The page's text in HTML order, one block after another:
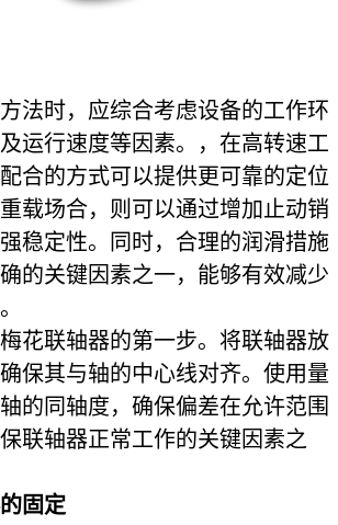
法时，应综合考虑设备的工作环
运行速度等因素。，在高转速工
合的方式可以提供更可靠的定位
载场合，则可以通过增加止动销
稳定性。同时，合理的润滑措施
的关键因素之一，能够有效减少
花联轴器的第一步。将联轴器放
保其与轴的中心线对齐。使用量
的同轴度，确保偏差在允许范围
联轴器正常工作的关键因素之
固定